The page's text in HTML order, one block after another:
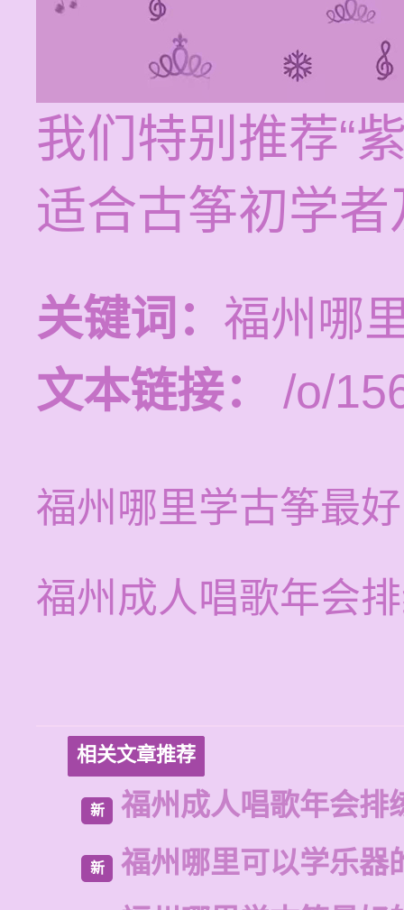
我们特别推荐“
适合古筝初学
关键词： 福州哪
文本链接：
/o/
福州哪里学古筝最
福州成人唱歌年会
相关文章推荐
新 福州成人唱歌年会排
新
福州哪里可以学乐器